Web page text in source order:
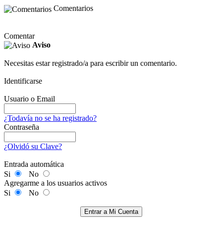
Comentarios
Comentar
Aviso
Necesitas estar registrado/a para escribir un comentario.
Identificarse
Usuario o Email
¿Todavía no se ha registrado?
Contraseña
¿Olvidó su Clave?
Entrada automática
Si
No
Agregarme a los usuarios activos
Si
No
Entrar a Mi Cuenta